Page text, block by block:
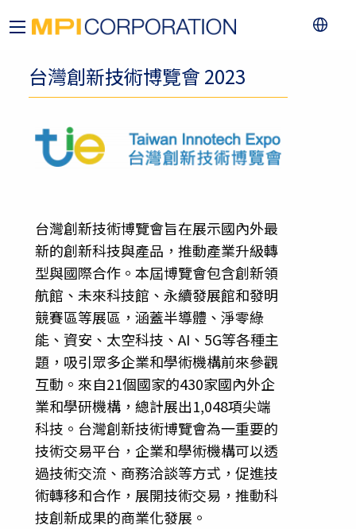
台灣創新技術博覽會 2023
台灣創新技術博覽會旨在展示國內外最
新的創新科技與產品，推動產業升級轉
型與國際合作。本屆博覽會包含創新領
航館、未來科技館、永續發展館和發明
競賽區等展區，涵蓋半導體、淨零綠
能、資安、太空科技、AI、5G等各種主
題，吸引眾多企業和學術機構前來參觀
互動。來自21個國家的430家國內外企
業和學研機構，總計展出1,048項尖端
科技。台灣創新技術博覽會為一重要的
技術交易平台，企業和學術機構可以透
過技術交流、商務洽談等方式，促進技
術轉移和合作，展開技術交易，推動科
技創新成果的商業化發展。